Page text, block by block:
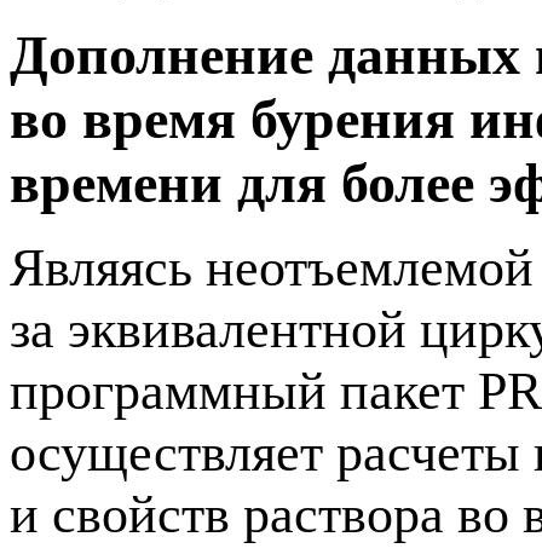
Дополнение данных
во время бурения
времени для более
Являясь
за эквивалентной
программный пакет
осуществляет
и свойств раствора